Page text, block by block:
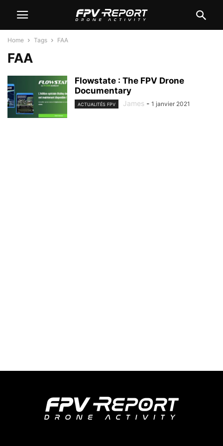
Home Tags FAA
FAA
Flowstate : The FPV Drone
Documentary
ACTUALITÉS FPV James - 1 janvier 2021